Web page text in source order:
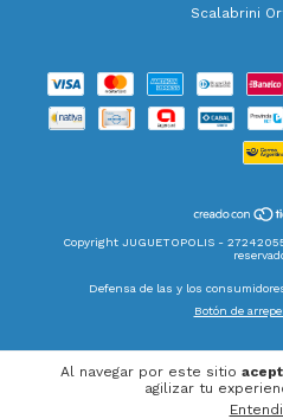
Al navegar por este sitio
agilizar tu
Scalabrini
Copyright JUGUETOPOLIS -
Defensa de las y los
Botón de